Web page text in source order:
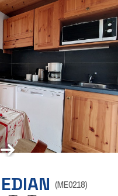
(ME0218)